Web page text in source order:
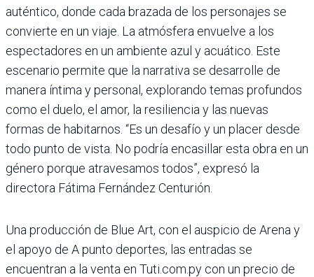
auténtico, donde cada brazada de los personajes se
convierte en un viaje. La atmósfera envuelve a los
espectadores en un ambiente azul y acuático. Este
escenario permite que la narrativa se desarrolle de
manera íntima y personal, explorando temas profundos
como el duelo, el amor, la resiliencia y las nuevas
formas de habitarnos. “Es un desafío y un placer desde
todo punto de vista. No podría encasillar esta obra en un
género porque atravesamos todos”, expresó la
directora Fátima Fernández Centurión.
Una producción de Blue Art, con el auspicio de Arena y
el apoyo de A punto deportes, las entradas se
encuentran a la venta en Tuti.com.py con un precio de